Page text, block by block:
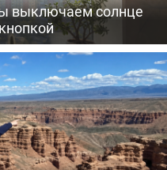
выключаем солнце